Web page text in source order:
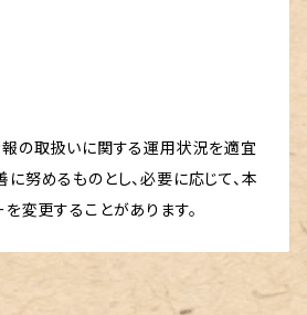
報の取扱いに関する運用状況を適宜
に努めるものとし、必要に応じて、本
変更することがあります。